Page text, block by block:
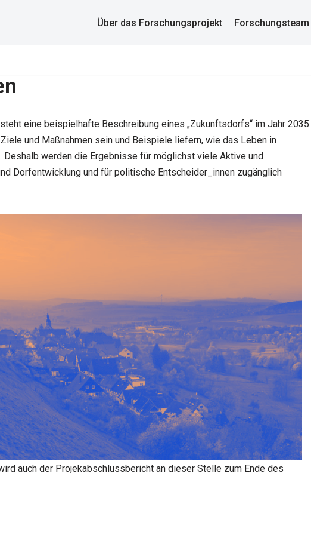
Über das Forschungsprojekt Forschungsteam
eine beispielhafte Beschreibung eines „Zukunftsdorfs“ im Jahr 2035.
und Maßnahmen sein und Beispiele liefern, wie das Leben in
Deshalb werden die Ergebnisse für möglichst viele Aktive und
Dorfentwicklung und für politische Entscheider_innen zugänglich
auch der Projekabschlussbericht an dieser Stelle zum Ende des